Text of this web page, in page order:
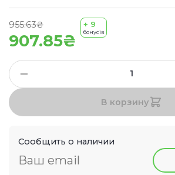
907.85₴
955.63₴ + 9
бонусів
В корзину
Сообщить о наличии